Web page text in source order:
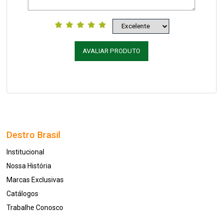
AVALIAR PRODUTO
Destro Brasil
Institucional
Nossa História
Marcas Exclusivas
Catálogos
Trabalhe Conosco